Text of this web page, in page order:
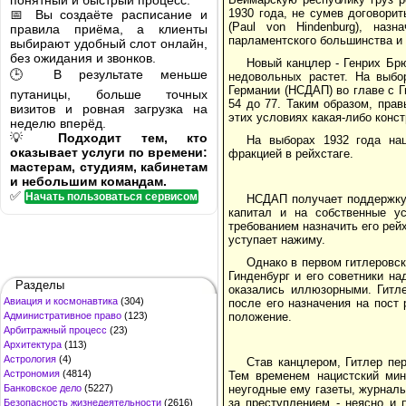
📅 Вы создаёте расписание и
правила приёма, а клиенты
выбирают удобный слот онлайн,
без ожидания и звонков.
🕒 В результате меньше
путаницы, больше точных
визитов и ровная загрузка на
неделю вперёд.
💡 Подходит тем, кто
оказывает услуги по времени:
мастерам, студиям, кабинетам
и небольшим командам.
✅ Начать пользоваться сервисом
Разделы
Авиация и космонавтика (304)
Административное право (123)
Арбитражный процесс (23)
Архитектура (113)
Астрология (4)
Астрономия (4814)
Банковское дело (5227)
Безопасность жизнедеятельности (2616)
1930 года, не сумев
(Paul von Hindenburg),
парламентского большинства
Новый канцлер - Генрих
недовольных растет. На
Германии (НСДАП) во главе с
54 до 77. Таким образом,
этих условиях какая-либо
На выборах 1932 года
фракцией в рейхстаге.
НСДАП получает
капитал и на собственные
требованием назначить его
уступает нажиму.
Однако в первом
Гинденбург и его советники
оказались иллюзорными.
после его назначения на
положение.
Став канцлером, Гитлер
Тем временем нацистский
неугодные ему газеты,
за преступлением - неясно и